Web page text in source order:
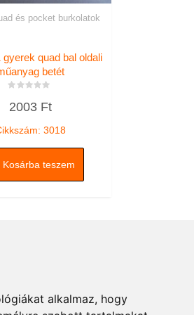
alkalmaz, hogy
és pocket burkolatok
gyerek quad bal oldali
betét
0
2003 Ft
3018
Kosárba teszem